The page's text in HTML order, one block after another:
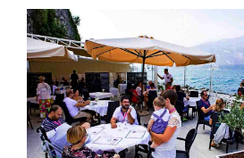
RICHIEDI